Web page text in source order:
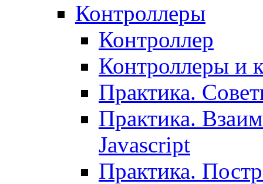
Контроллеры
Контроллер
Контроллеры и
Практика.
Практика.
Javascript
Практика.